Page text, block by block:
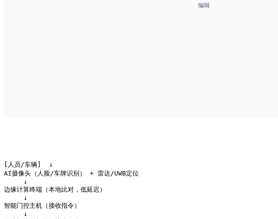
编辑
[人员/车辆]
↓
AI摄像头（人脸/车牌识别） + 雷达/UWB定位
     ↓
边缘计算终端（本地比对，低延迟）
     ↓
智能门控主机（接收指令）
     ↓